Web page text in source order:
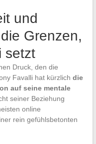
und
Grenzen,
setzt
Druck, den die
Favalli hat kürzlich die
auf seine mentale
seiner Beziehung
online
rein gefühlsbetonten